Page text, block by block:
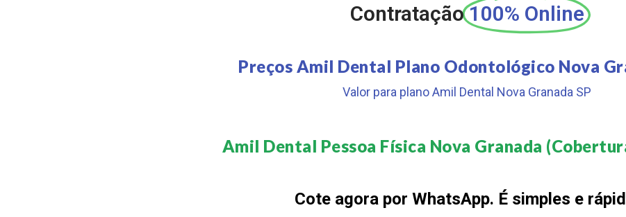
Contratação 100% Online
Preços Amil Dental Plano Odontológico Nova
Valor para plano Amil Dental Nova Granada SP
Amil Dental Pessoa Física Nova Granada
Cote agora por WhatsApp. É simples e